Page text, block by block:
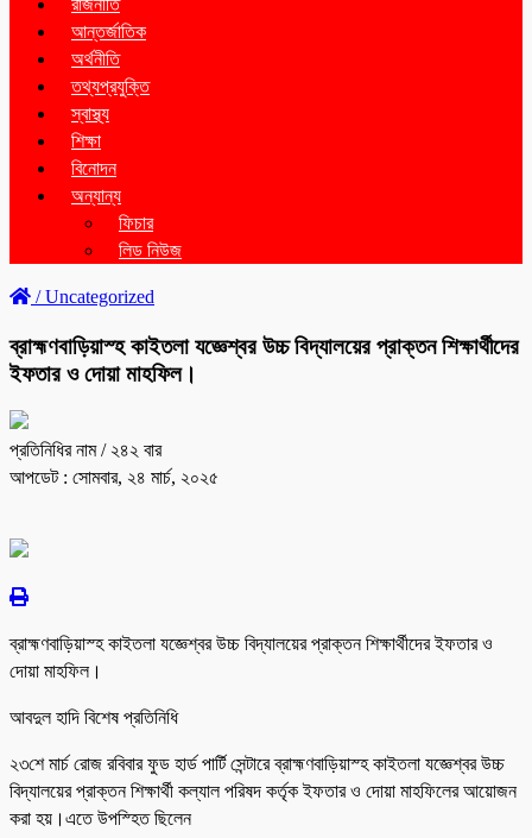
রাজনীতি
আন্তর্জাতিক
অর্থনীতি
তথ্যপ্রযুক্তি
স্বাস্থ্য
শিক্ষা
বিনোদন
অন্যান্য
ফিচার
লিড নিউজ
/Uncategorized
ব্রাহ্মণবাড়িয়াস্হ কাইতলা যজ্ঞেশ্বর উচ্চ বিদ্যালয়ের প্রাক্তন শিক্ষার্থীদের
ইফতার ও দোয়া মাহফিল।
প্রতিনিধির নাম/ ২৪২ বার
আপডেট : সোমবার, ২৪ মার্চ, ২০২৫
ব্রাহ্মণবাড়িয়াস্হ কাইতলা যজ্ঞেশ্বর উচ্চ বিদ্যালয়ের প্রাক্তন শিক্ষার্থীদের ইফতার ও
দোয়া মাহফিল।
আবদুল হাদি বিশেষ প্রতিনিধি
২৩শে মার্চ রোজ রবিবার ফুড হার্ড পার্টি সেন্টারে ব্রাহ্মণবাড়িয়াস্হ কাইতলা যজ্ঞেশ্বর উচ্চ
বিদ্যালয়ের প্রাক্তন শিক্ষার্থী কল্যাল পরিষদ কর্তৃক ইফতার ও দোয়া মাহফিলের আয়োজন
করা হয়।এতে উপস্হিত ছিলেন